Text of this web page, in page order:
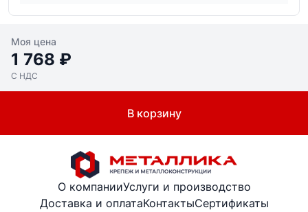
Моя цена
1 768 ₽
С НДС
В корзину
О компанииУслуги и производство
Доставка и оплатаКонтактыСертификаты